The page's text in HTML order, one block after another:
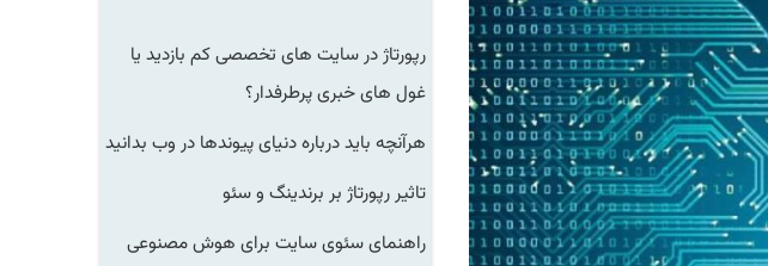
رپورتاژ در سایت های تخصصی کم بازدید یا
غول های خبری پرطرفدار؟
هرآنچه باید درباره دنیای پیوندها در وب بدانید
تاثیر رپورتاژ بر برندینگ و سئو
راهنمای سئوی سایت برای هوش مصنوعی